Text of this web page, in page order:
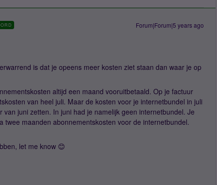
Forum|Forum|5 years ago
is dat je opeens meer kosten ziet staan dan waar je op
altijd een maand vooruitbetaald. Op je factuur
van heel juli. Maar de kosten voor je internetbundel in juli
van juni zetten. In juni had je namelijk geen internetbundel. Je
twee maanden abonnementskosten voor de internetbundel.
let me know 😊